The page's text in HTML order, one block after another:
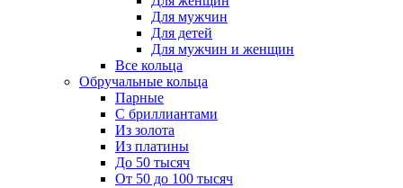
Для мужчин
Для детей
Для мужчин и женщин
Все кольца
Обручальные кольца
Парные
С бриллиантами
Из золота
Из платины
До 50 тысяч
От 50 до 100 тысяч